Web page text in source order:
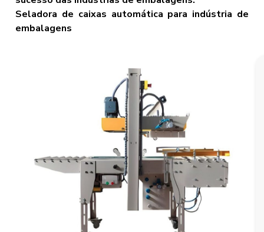
Seladora de caixas automática para indústria de
embalagens